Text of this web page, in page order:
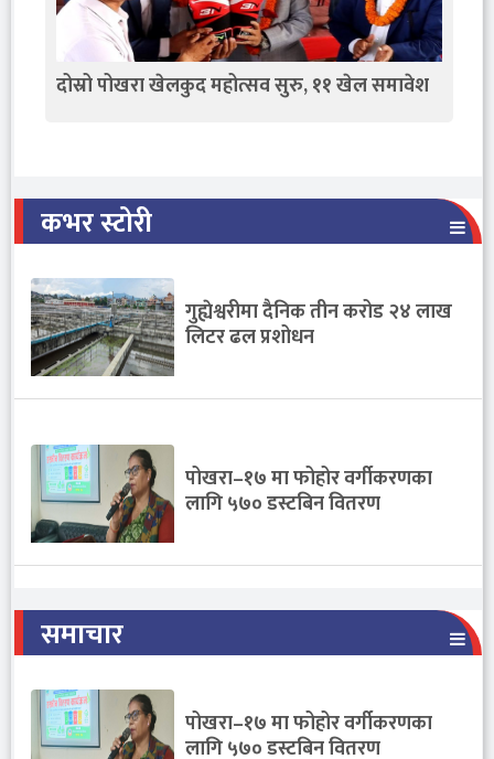
दोस्रो पोखरा खेलकुद महोत्सव सुरु, ११ खेल समावेश
कभर स्टोरी
गुह्येश्वरीमा दैनिक तीन करोड २४ लाख
लिटर ढल प्रशोधन
पोखरा–१७ मा फोहोर वर्गीकरणका
लागि ५७० डस्टबिन वितरण
समाचार
पोखरा–१७ मा फोहोर वर्गीकरणका
लागि ५७० डस्टबिन वितरण